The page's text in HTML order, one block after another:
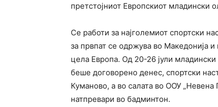
претстојниот Европскиот младински
Се работи за најголемиот спортски
за првпат се одржува во Македонија
цела Европа. Од 20-26 јули
беше договорено денес, спортски
Куманово, а во салата во ООУ
натпревари во бадминтон.